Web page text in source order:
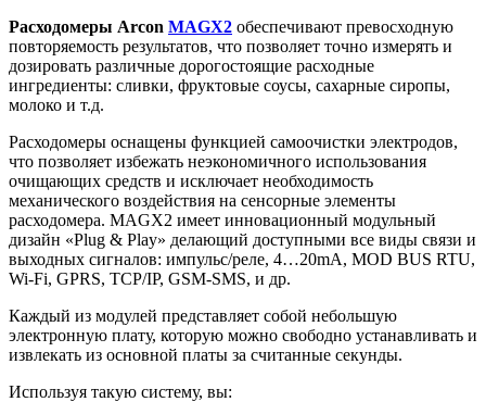
Расходомеры Arcon MAGX2 обеспечивают превосходную
повторяемость результатов, что позволяет точно измерять и
дозировать различные дорогостоящие расходные
ингредиенты: сливки, фруктовые соусы, сахарные сиропы,
молоко и т.д.
Расходомеры оснащены функцией самоочистки электродов,
что позволяет избежать неэкономичного использования
очищающих средств и исключает необходимость
механического воздействия на сенсорные элементы
расходомера. MAGX2 имеет инновационный модульный
дизайн «Plug & Play» делающий доступными все виды связи и
выходных сигналов: импульс/реле, 4…20mA, MOD BUS RTU,
Wi-Fi, GPRS, TCP/IP, GSM-SMS, и др.
Каждый из модулей представляет собой небольшую
электронную плату, которую можно свободно устанавливать и
извлекать из основной платы за считанные секунды.
Используя такую систему, вы: